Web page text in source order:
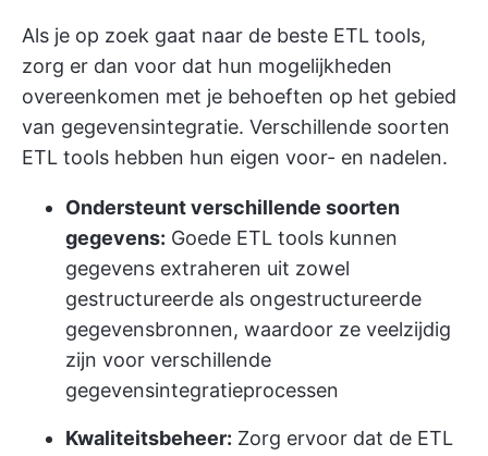
Als je op zoek gaat naar de beste ETL tools,
zorg er dan voor dat hun mogelijkheden
overeenkomen met je behoeften op het gebied
van gegevensintegratie. Verschillende soorten
ETL tools hebben hun eigen voor- en nadelen.
Ondersteunt verschillende soorten
gegevens: Goede ETL tools kunnen
gegevens extraheren uit zowel
gestructureerde als ongestructureerde
gegevensbronnen, waardoor ze veelzijdig
zijn voor verschillende
gegevensintegratieprocessen
Kwaliteitsbeheer: Zorg ervoor dat de ETL